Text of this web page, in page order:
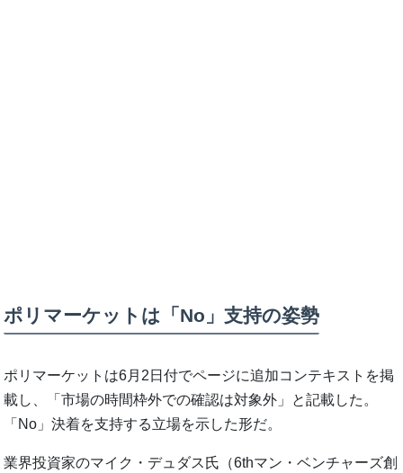
ポリマーケットは「No」支持の姿勢
ポリマーケットは6月2日付でページに追加コンテキストを掲
載し、「市場の時間枠外での確認は対象外」と記載した。
「No」決着を支持する立場を示した形だ。
業界投資家のマイク・デュダス氏（6thマン・ベンチャーズ創